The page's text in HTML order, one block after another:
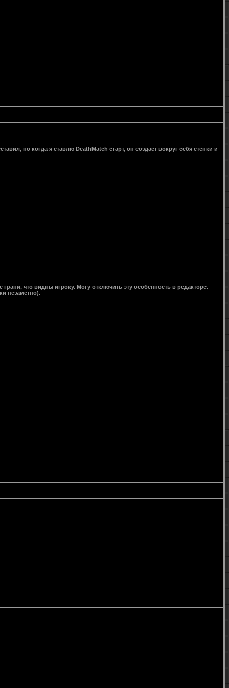
но когда я ставлю DeathMatch старт, он создает вокруг себя стенки и
что видны игроку. Могу отключить эту особенность в редакторе.
незаметно).